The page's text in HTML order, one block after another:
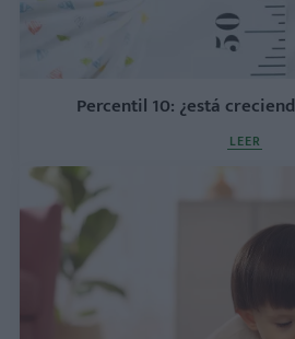
Percentil 10: ¿está
LEER